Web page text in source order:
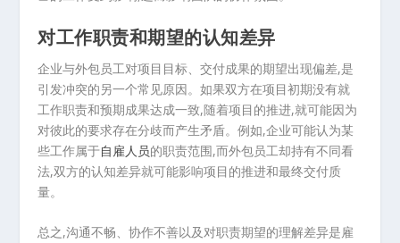
对工作职责和期望的认知差异
企业与外包员工对项目目标、交付成果的期望出现偏差,是
引发冲突的另一个常见原因。如果双方在项目初期没有就
工作职责和预期成果达成一致,随着项目的推进,就可能因为
对彼此的要求存在分歧而产生矛盾。例如,企业可能认为某
些工作属于自雇人员的职责范围,而外包员工却持有不同看
法,双方的认知差异就可能影响项目的推进和最终交付质
量。
总之,沟通不畅、协作不善以及对职责期望的理解差异是雇